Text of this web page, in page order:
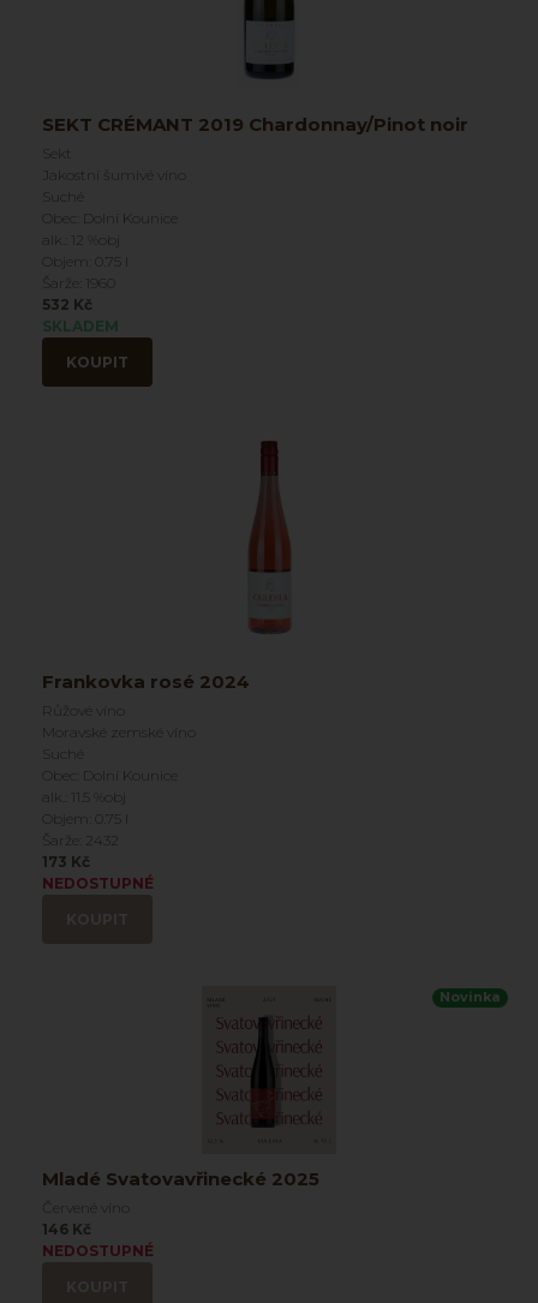
SEKT CRÉMANT 2019 Chardonnay/Pinot noir
Sekt
Jakostní šumivé víno
Suché
Obec: Dolní Kounice
alk.: 12 %obj
Objem: 0.75 l
Šarže: 1960
532 Kč
SKLADEM
KOUPIT
Frankovka rosé 2024
Růžové víno
Moravské zemské víno
Suché
Obec: Dolní Kounice
alk.: 11.5 %obj
Objem: 0.75 l
Šarže: 2432
173 Kč
NEDOSTUPNÉ
Novinka
Mladé Svatovavřinecké 2025
Červené víno
146 Kč
NEDOSTUPNÉ